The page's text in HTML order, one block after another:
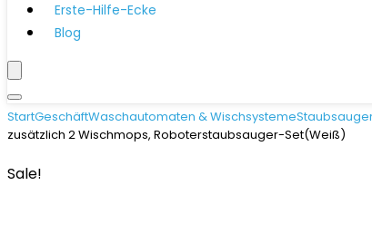
Erste-Hilfe-Ecke
Blog
StartGeschäftWaschautomaten & Wischsysteme
zusätzlich 2 Wischmops, Roboterstaubsauger-Set(Weiß)
Sale!